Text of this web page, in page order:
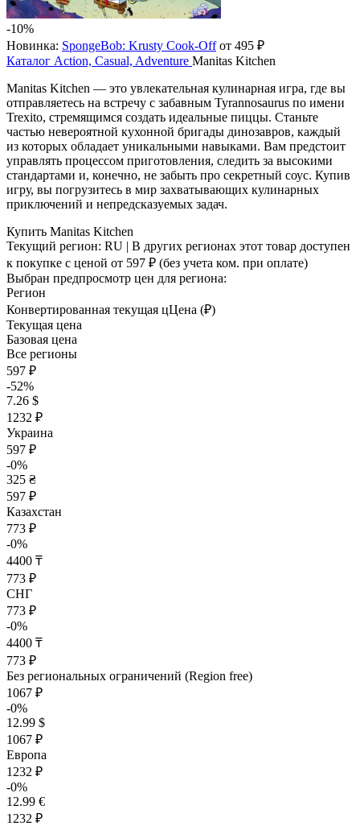
-10%
Новинка: SpongeBob: Krusty Cook-Offот 495 ₽
Каталог Action, Casual, Adventure Manitas Kitchen
Manitas Kitchen — это увлекательная кулинарная игра, где вы
отправляетесь на встречу с забавным Tyrannosaurus по имени
Trexito, стремящимся создать идеальные пиццы. Станьте
частью невероятной кухонной бригады динозавров, каждый
из которых обладает уникальными навыками. Вам предстоит
управлять процессом приготовления, следить за высокими
стандартами и, конечно, не забыть про секретный соус. Купив
игру, вы погрузитесь в мир захватывающих кулинарных
приключений и непредсказуемых задач.
Купить Manitas Kitchen
Текущий регион: RU | В других регионах этот товар доступен
к покупке с ценой от 597 ₽ (без учета ком. при оплате)
Выбран предпросмотр цен для региона:
Регион
Конвертированная текущая цЦена (₽)
Текущая цена
Базовая цена
Все регионы
597 ₽
-52%
7.26 $
1232 ₽
Украина
597 ₽
-0%
325 ₴
597 ₽
Казахстан
773 ₽
-0%
4400 ₸
773 ₽
СНГ
773 ₽
-0%
4400 ₸
773 ₽
Без региональных ограничений (Region free)
1067 ₽
-0%
12.99 $
1067 ₽
Европа
1232 ₽
-0%
12.99 €
1232 ₽